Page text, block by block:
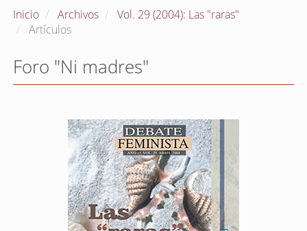
Inicio Archivos
Vol. 29 (2004): Las "raras"
Artículos
Foro "Ni madres"